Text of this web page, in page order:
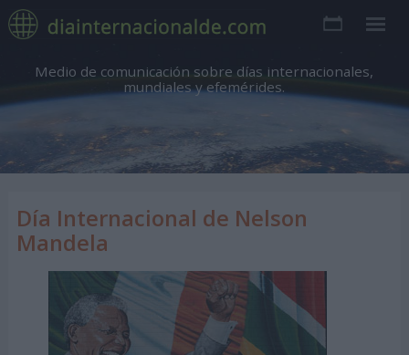
Medio de comunicación sobre días internacionales,
mundiales y efemérides.
Día Internacional de Nelson
Mandela